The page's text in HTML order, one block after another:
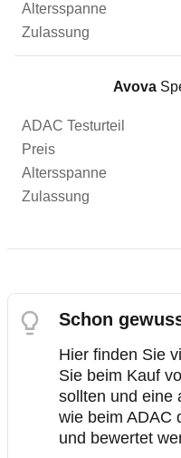
Avova
Schon
Hier finden Sie
Sie beim Kauf
sollten und eine
wie beim ADAC
und bewertet